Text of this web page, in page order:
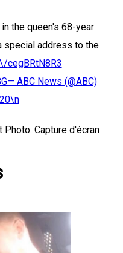
the queen's 68-year
special address to the
ABC News (@ABC)
Photo: Capture d'écran